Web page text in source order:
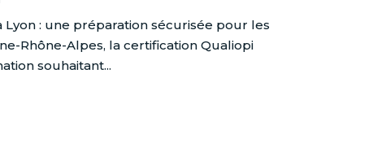
: une préparation sécurisée pour les
Rhône-Alpes, la certification Qualiopi
souhaitant...